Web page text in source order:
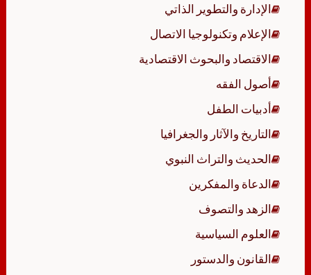
الإدارة والتطوير الذاتي
الإعلام وتكنولوجيا الاتصال
الاقتصاد والبحوث الاقتصادية
أصول الفقه
أدبيات الطفل
التاريخ والآثار والجغرافيا
الحديث والتراث النبوي
الدعاة والمفكرين
الزهد والتصوف
العلوم السياسية
القانون والدستور